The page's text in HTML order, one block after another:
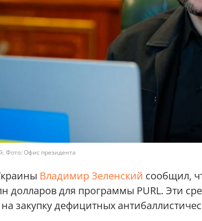
Фото: Офис президента
Владимир Зеленский сообщил,
долларов для программы PURL. Эти
закупку дефицитных